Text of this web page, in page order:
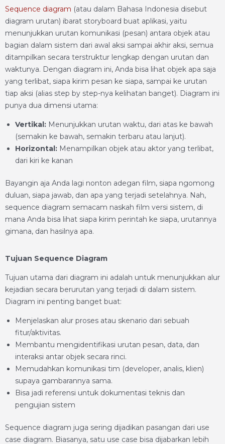
Sequence diagram (atau dalam Bahasa Indonesia disebut
diagram urutan) ibarat storyboard buat aplikasi, yaitu
menunjukkan urutan komunikasi (pesan) antara objek atau
bagian dalam sistem dari awal aksi sampai akhir aksi, semua
ditampilkan secara terstruktur lengkap dengan urutan dan
waktunya. Dengan diagram ini, Anda bisa lihat objek apa saja
yang terlibat, siapa kirim pesan ke siapa, sampai ke urutan
tiap aksi (alias step by step-nya kelihatan banget). Diagram ini
punya dua dimensi utama:
Vertikal: Menunjukkan urutan waktu, dari atas ke bawah
(semakin ke bawah, semakin terbaru atau lanjut).
Horizontal: Menampilkan objek atau aktor yang terlibat,
dari kiri ke kanan
Bayangin aja Anda lagi nonton adegan film, siapa ngomong
duluan, siapa jawab, dan apa yang terjadi setelahnya. Nah,
sequence diagram semacam naskah film versi sistem, di
mana Anda bisa lihat siapa kirim perintah ke siapa, urutannya
gimana, dan hasilnya apa.
Tujuan Sequence Diagram
Tujuan utama dari diagram ini adalah untuk menunjukkan alur
kejadian secara berurutan yang terjadi di dalam sistem.
Diagram ini penting banget buat:
Menjelaskan alur proses atau skenario dari sebuah
fitur/aktivitas.
Membantu mengidentifikasi urutan pesan, data, dan
interaksi antar objek secara rinci.
Memudahkan komunikasi tim (developer, analis, klien)
supaya gambarannya sama.
Bisa jadi referensi untuk dokumentasi teknis dan
pengujian sistem
Sequence diagram juga sering dijadikan pasangan dari use
case diagram. Biasanya, satu use case bisa dijabarkan lebih